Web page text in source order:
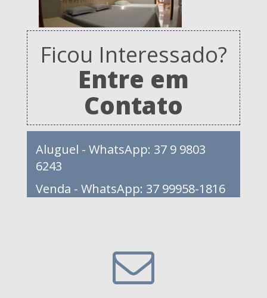
Ficou Interessado?
Entre em
Contato
Aluguel - WhatsApp: 37 9 9803
6243
Venda - WhatsApp: 37 99958-1816